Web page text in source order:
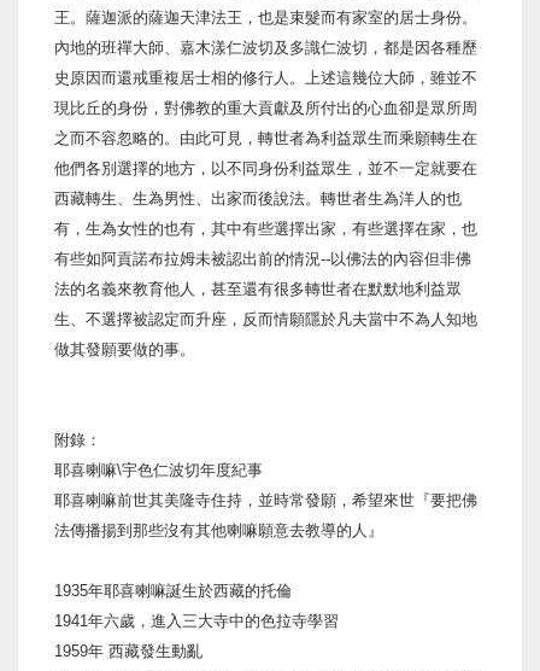
王。薩迦派的薩迦天津法王，也是束髮而有家室的居士身份。
內地的班禪大師、嘉木漾仁波切及多識仁波切，都是因各種歷
史原因而還戒重複居士相的修行人。上述這幾位大師，雖並不
現比丘的身份，對佛教的重大貢獻及所付出的心血卻是眾所周
之而不容忽略的。由此可見，轉世者為利益眾生而乘願轉生在
他們各別選擇的地方，以不同身份利益眾生，並不一定就要在
西藏轉生、生為男性、出家而後說法。轉世者生為洋人的也
有，生為女性的也有，其中有些選擇出家，有些選擇在家，也
有些如阿貢諾布拉姆未被認出前的情況--以佛法的內容但非佛
法的名義來教育他人，甚至還有很多轉世者在默默地利益眾
生、不選擇被認定而升座，反而情願隱於凡夫當中不為人知地
做其發願要做的事。
附錄：
耶喜喇嘛\宇色仁波切年度紀事
耶喜喇嘛前世其美隆寺住持，並時常發願，希望來世『要把佛
法傳播揚到那些沒有其他喇嘛願意去教導的人』
1935年耶喜喇嘛誕生於西藏的托倫
1941年六歲，進入三大寺中的色拉寺學習
1959年 西藏發生動亂